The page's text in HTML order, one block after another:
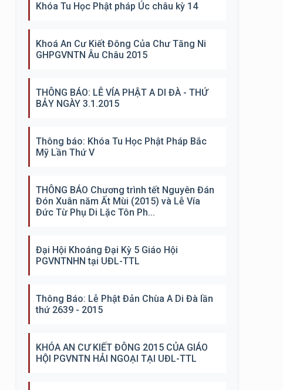
Khóa Tu Học Phật pháp Úc châu kỳ 14
Khoá An Cư Kiết Đông Của Chư Tăng Ni
GHPGVNTN Âu Châu 2015
THÔNG BÁO: LỄ VÍA PHẬT A DI ĐÀ - THỨ
BẢY NGÀY 3.1.2015
Thông báo: Khóa Tu Học Phật Pháp Bắc
Mỹ Lần Thứ V
THÔNG BÁO Chương trình tết Nguyên Đán
Đón Xuân năm Ất Mùi (2015) và Lễ Vía
Đức Từ Phụ Di Lặc Tôn Ph...
Đại Hội Khoáng Đại Kỳ 5 Giáo Hội
PGVNTNHN tại UĐL-TTL
Thông Báo: Lễ Phật Đản Chùa A Di Đà lần
thứ 2639 - 2015
KHÓA AN CƯ KIẾT ĐÔNG 2015 CỦA GIÁO
HỘI PGVNTN HẢI NGOẠI TẠI UĐL-TTL